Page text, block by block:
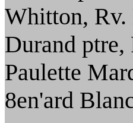
Whitton, Rv.
Durand ptre,
Paulette
8en'ard